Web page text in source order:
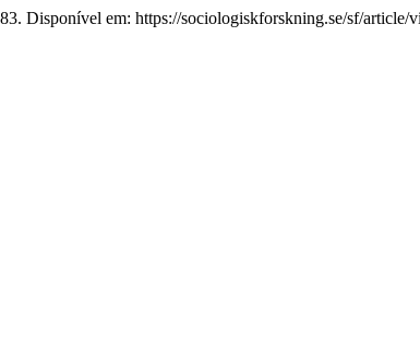
Disponível em: https://sociologiskforskning.se/sf/article/